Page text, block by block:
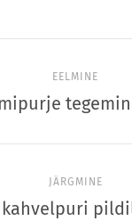
EELMINE
JÄRGMINE
kahvelpuri